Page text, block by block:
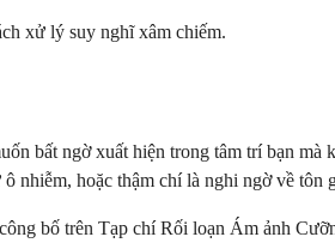
xử lý suy nghĩ xâm chiếm.
bất ngờ xuất hiện trong tâm trí bạn
nhiễm, hoặc thậm chí là nghi ngờ về tôn
bố trên Tạp chí Rối loạn Ám ảnh